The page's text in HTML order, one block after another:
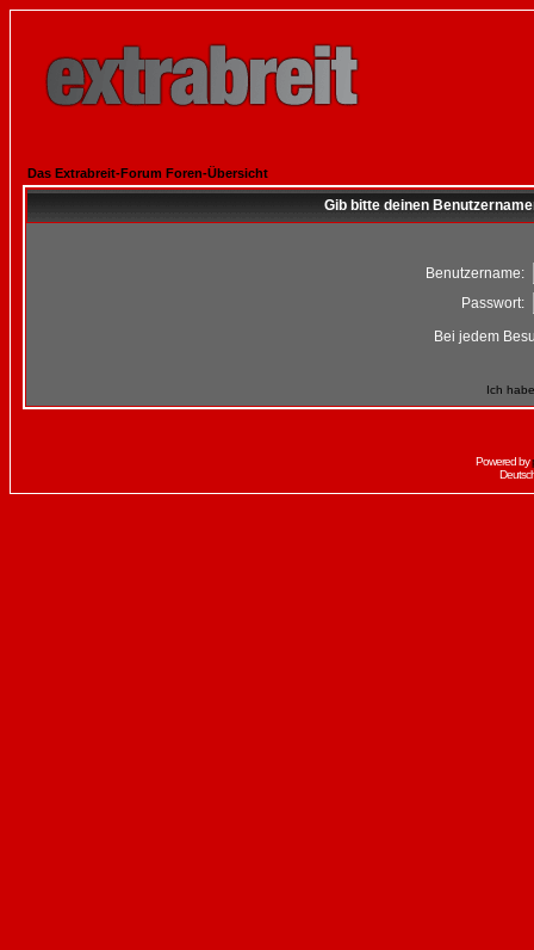
Das Extrabreit-Forum Foren-Übersicht
Gib bitte deinen
Benutzername:
Passwort:
Bei jedem
Ich
Powered by